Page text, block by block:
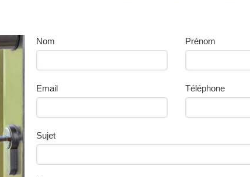
Nom Prénom
Email Téléphone
Sujet